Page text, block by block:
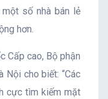
số nhà bán lẻ
hơn.
Cấp cao, Bộ phận
Nội cho biết: “Các
cực tìm kiếm mặt